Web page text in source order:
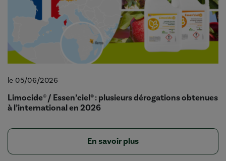
le 05/06/2026
Limocide® / Essen’ciel® : plusieurs dérogations obtenues
à l’international en 2026
En savoir plus